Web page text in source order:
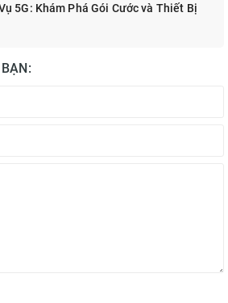
5G: Khám Phá Gói Cước và Thiết Bị